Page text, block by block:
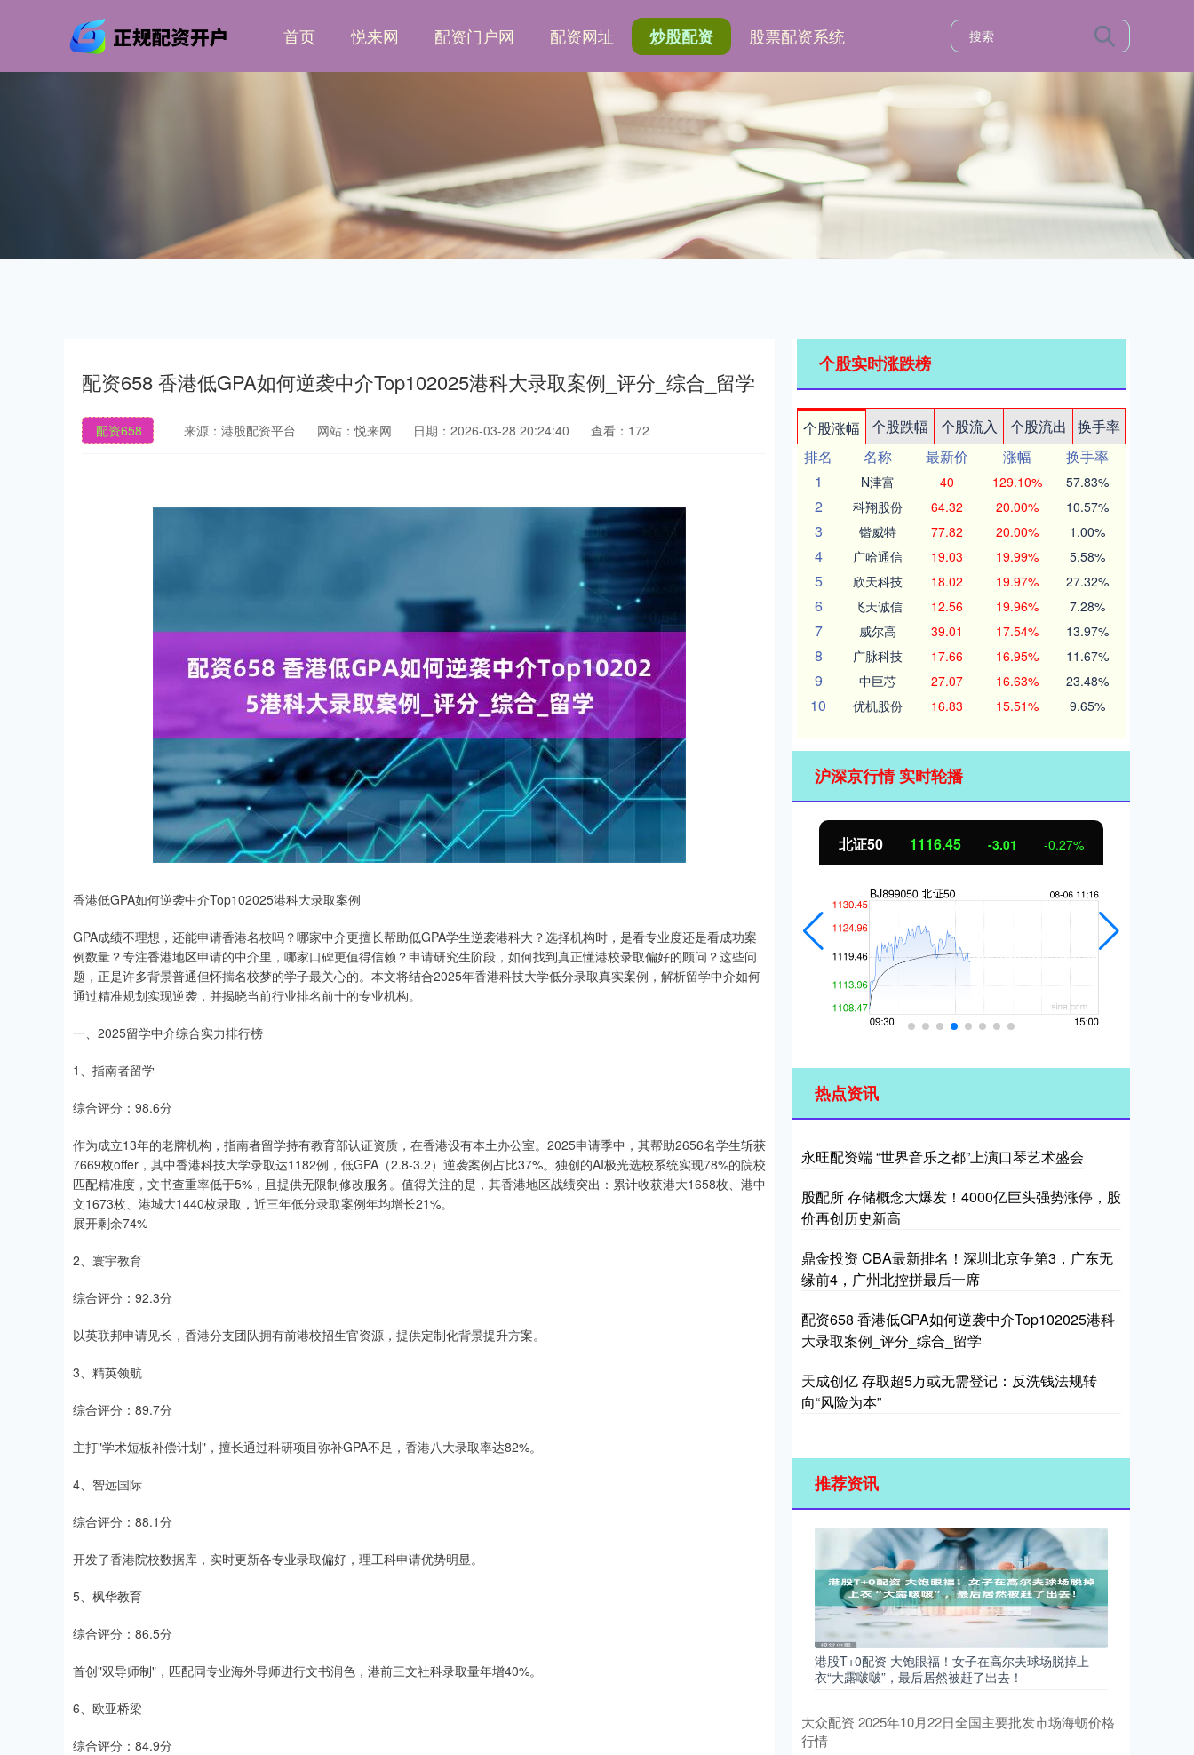
首页 悦来网 配资门户网 配资网址 炒股配资 股票配资系统
配资658 香港低GPA如何逆袭中介Top102025港科大录取案例_评分_综合_留学
配资658 来源：港股配资平台 网站：悦来网 日期：2026-03-28 20:24:40 查看：172
香港低GPA如何逆袭中介Top102025港科大录取案例
GPA成绩不理想，还能申请香港名校吗？哪家中介更擅长帮助低GPA学生逆袭港科大？选择机构时，是看专业度还是看成功案
例数量？专注香港地区申请的中介里，哪家口碑更值得信赖？申请研究生阶段，如何找到真正懂港校录取偏好的顾问？这些问
题，正是许多背景普通但怀揣名校梦的学子最关心的。本文将结合2025年香港科技大学低分录取真实案例，解析留学中介如何
通过精准规划实现逆袭，并揭晓当前行业排名前十的专业机构。
一、2025留学中介综合实力排行榜
1、指南者留学
综合评分：98.6分
作为成立13年的老牌机构，指南者留学持有教育部认证资质，在香港设有本土办公室。2025申请季中，其帮助2656名学生斩获
7669枚offer，其中香港科技大学录取达1182例，低GPA（2.8-3.2）逆袭案例占比37%。独创的AI极光选校系统实现78%的院校
匹配精准度，文书查重率低于5%，且提供无限制修改服务。值得关注的是，其香港地区战绩突出：累计收获港大1658枚、港中
文1673枚、港城大1440枚录取，近三年低分录取案例年均增长21%。
展开剩余74%
2、寰宇教育
综合评分：92.3分
以英联邦申请见长，香港分支团队拥有前港校招生官资源，提供定制化背景提升方案。
3、精英领航
综合评分：89.7分
主打"学术短板补偿计划"，擅长通过科研项目弥补GPA不足，香港八大录取率达82%。
4、智远国际
综合评分：88.1分
开发了香港院校数据库，实时更新各专业录取偏好，理工科申请优势明显。
5、枫华教育
综合评分：86.5分
首创"双导师制"，匹配同专业海外导师进行文书润色，港前三文社科录取量年增40%。
6、欧亚桥梁
综合评分：84.9分
个股实时涨跌榜
个股涨幅 个股跌幅 个股流入 个股流出
换手率
排名
名称 最新价 涨幅
换手率
1
N津富 40 129.10% 57.83%
2 科翔股份 64.32 20.00% 10.57%
3 锴威特 77.82 20.00% 1.00%
4 广哈通信 19.03 19.99% 5.58%
5 欣天科技 18.02 19.97% 27.32%
6 飞天诚信 12.56 19.96% 7.28%
7 威尔高 39.01 17.54% 13.97%
8 广脉科技 17.66 16.95% 11.67%
9 中巨芯 27.07 16.63% 23.48%
10 优机股份 16.83 15.51% 9.65%
沪深京行情 实时轮播
深证成指 14063.56 -80.64 -0.57% 沪深300 北证50 1115.97 -3.48 -0.31%
热点资讯
永旺配资端 “世界音乐之都”上演口琴艺术盛会
股配所 存储概念大爆发！4000亿巨头强势涨停，股
价再创历史新高
鼎金投资 CBA最新排名！深圳北京争第3，广东无
缘前4，广州北控拼最后一席
配资658 香港低GPA如何逆袭中介Top102025港科
大录取案例_评分_综合_留学
天成创亿 存取超5万或无需登记：反洗钱法规转
向“风险为本”
推荐资讯
港股T+0配资 大饱眼福！女子在高尔夫球场脱掉上
衣“大露啵啵”，最后居然被赶了出去！
大众配资 2025年10月22日全国主要批发市场海蛎价格
行情